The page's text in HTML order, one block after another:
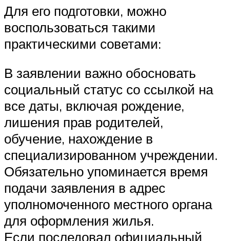
Для его подготовки, можно
воспользоваться такими
практическими советами:
В заявлении важно обосновать
социальный статус со ссылкой на
все даты, включая рождение,
лишения прав родителей,
обучение, нахождение в
специализированном учреждении.
Обязательно упоминается время
подачи заявления в адрес
уполномоченного местного органа
для оформления жилья.
Если последовал официальный